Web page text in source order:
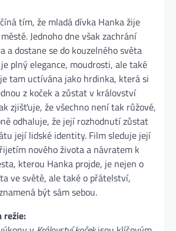
tím, že mladá dívka Hanka žije
Jednoho dne však zachrání
a dostane se do kouzelného světa
plný elegance, moudrosti, ale také
tam uctívána jako hrdinka, která si
z koček a zůstat v království
zjišťuje, že všechno není tak růžové,
odhaluje, že její rozhodnutí zůstat
její lidské identity. Film sleduje její
nového života a návratem k
kterou Hanka projde, je nejen o
ve světě, ale také o přátelství,
být sám sebou.
režie: